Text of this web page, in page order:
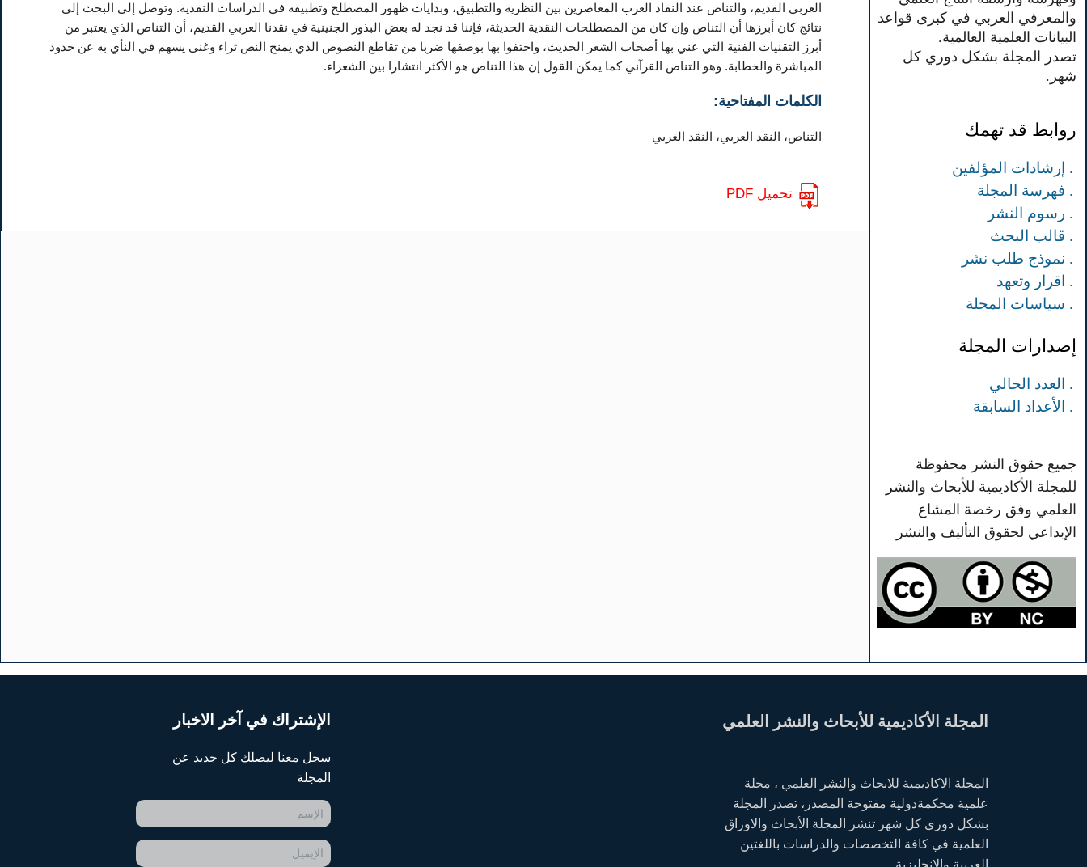
والمعرفي العربي في كبرى قواعد
البيانات العلمية العالمية.
تصدر المجلة بشكل دوري كل
شهر.
روابط قد تهمك
. إرشادات المؤلفين
. فهرسة المجلة
. رسوم النشر
. قالب البحث
. نموذج طلب نشر
. اقرار وتعهد
. سياسات المجلة
إصدارات المجلة
. العدد الحالي
. الأعداد السابقة
جميع حقوق النشر محفوظة
للمجلة الأكاديمية للأبحاث والنشر
العلمي وفق رخصة المشاع
الإبداعي لحقوق التأليف والنشر
العربي القديم، والتناص عند النقاد العرب المعاصرين بين النظرية والتطبيق، وبدايات ظهور المصطلح وتطبيقه في الدراسات النقدية. وتوصل إلى البحث إلى
نتائج كان أبرزها أن التناص وإن کان من المصطلحات النقدية الحديثة، فإننا قد نجد له بعض البذور الجنينية في نقدنا العربي القديم، أن التناص الذي يعتبر من
أبرز التقنيات الفنية التي عني بها أصحاب الشعر الحديث، واحتفوا بها بوصفها ضربا من تقاطع النصوص الذي يمنح النص ثراء وغنى يسهم في النأي به عن حدود
المباشرة والخطابة. وهو التناص القرآني كما يمكن القول إن هذا التناص هو الأكثر انتشارا بين الشعراء.
الكلمات المفتاحية:
التناص، النقد العربي، النقد الغربي
تحميل PDF
المجلة الأكاديمية للأبحاث والنشر العلمي
المجلة الاكاديمية للابحاث والنشر العلمي ، مجلة
علمية محكمةدولية مفتوحة المصدر، تصدر المجلة
بشكل دوري كل شهر تنشر المجلة الأبحاث والاوراق
العلمية في كافة التخصصات والدراسات باللغتين
العربية والانجليزية
الإشتراك في آخر الاخبار
سجل معنا ليصلك كل جديد عن
المجلة